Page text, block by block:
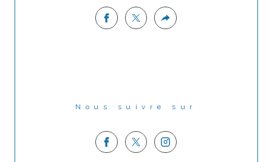
Nous suivre sur